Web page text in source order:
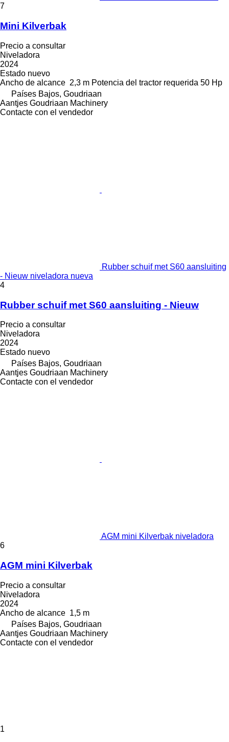
7
Mini Kilverbak
Precio a consultar
Niveladora
2024
Estado nuevo
Ancho de alcance 2,3 m Potencia del tractor requerida 50 Hp
Países Bajos, Goudriaan
Aantjes Goudriaan Machinery
Contacte con el vendedor
Rubber schuif met S60 aansluiting
- Nieuw niveladora nueva
4
Rubber schuif met S60 aansluiting - Nieuw
Precio a consultar
Niveladora
2024
Estado nuevo
Países Bajos, Goudriaan
Aantjes Goudriaan Machinery
Contacte con el vendedor
AGM mini Kilverbak niveladora
6
AGM mini Kilverbak
Precio a consultar
Niveladora
2024
Ancho de alcance 1,5 m
Países Bajos, Goudriaan
Aantjes Goudriaan Machinery
Contacte con el vendedor
1